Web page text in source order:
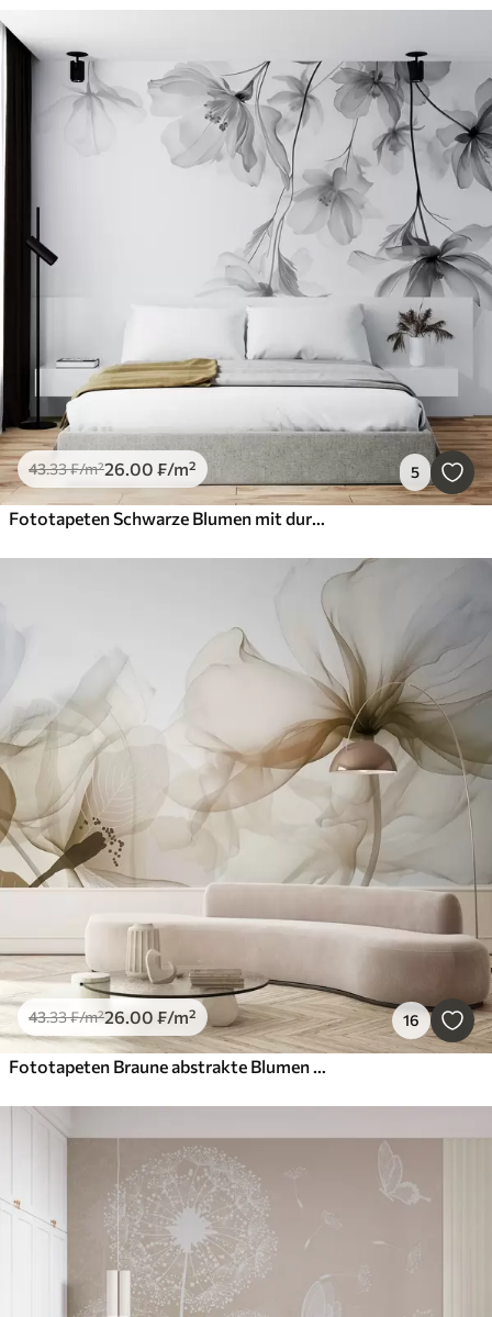
43.33₣/m²26.00 ₣/m² 5
Fototapeten Schwarze Blumen mit durchscheinenden Blütenblättern hängen von einem Zweig, schwarz und weiß, minimalistische moderne Kunst Komposition
43.33₣/m²26.00 ₣/m² 16
Fototapeten Braune abstrakte Blumen mit weichen, durchscheinenden, fließenden Blütenblättern und zarten Details vor einem weißen Hintergrund